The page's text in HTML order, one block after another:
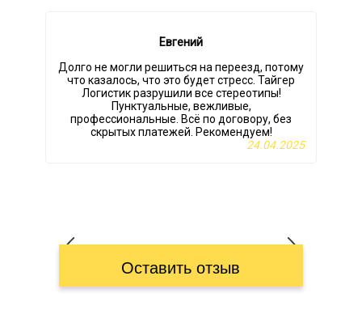
Евгений
Долго не могли решиться на переезд, потому
что казалось, что это будет стресс. Тайгер
Логистик разрушили все стереотипы!
Пунктуальные, вежливые,
профессиональные. Всё по договору, без
скрытых платежей. Рекомендуем!
24.04.2025
Оставить отзыв